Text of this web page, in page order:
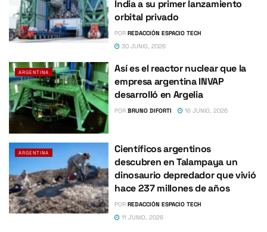
India a su primer lanzamiento
orbital privado
POR REDACCIÓN ESPACIO TECH
30 JUNIO, 2026
ARGENTINA
Así es el reactor nuclear que la
empresa argentina INVAP
desarrolló en Argelia
POR BRUNO DIFORTI 16 JUNIO, 2026
ARGENTINA
Científicos argentinos
descubren en Talampaya un
dinosaurio depredador que vivió
hace 237 millones de años
POR REDACCIÓN ESPACIO TECH
11 JUNIO, 2026